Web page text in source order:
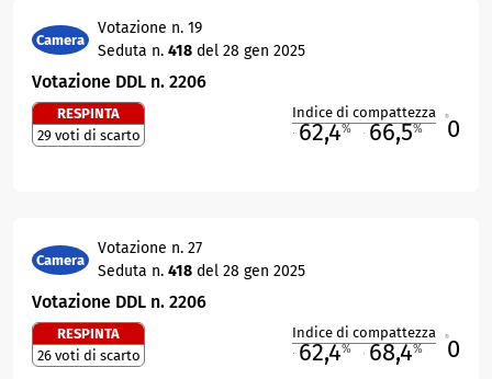
Camera
Votazione n. 19
Seduta n. 418 del 28 gen 2025
Votazione DDL n. 2206
RESPINTA
29 voti di scarto
Indice di compattezza
62,4% 66,5% 0
Camera
Votazione n. 27
Seduta n. 418 del 28 gen 2025
Votazione DDL n. 2206
RESPINTA
26 voti di scarto
Indice di compattezza
62,4% 68,4% 0